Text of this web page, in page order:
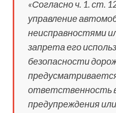
«Согласно ч. 1. ст.
управление
неисправностями
запрета его
безопасности
ответственность
предупреждения